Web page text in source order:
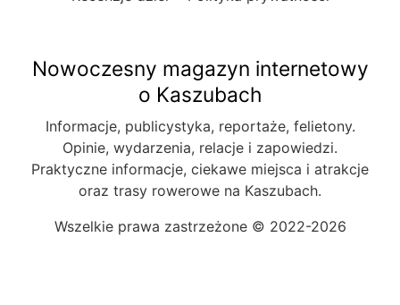
Nowoczesny magazyn internetowy
o Kaszubach
Informacje, publicystyka, reportaże, felietony.
Opinie, wydarzenia, relacje i zapowiedzi.
Praktyczne informacje, ciekawe miejsca i atrakcje
oraz trasy rowerowe na Kaszubach.
Wszelkie prawa zastrzeżone © 2022-2026